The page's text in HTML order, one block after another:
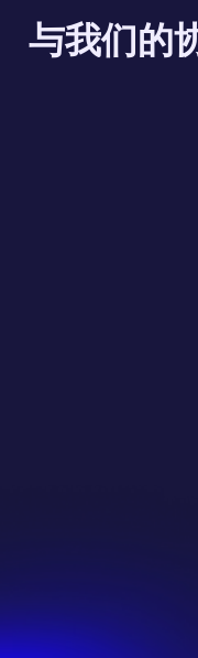
与我们的